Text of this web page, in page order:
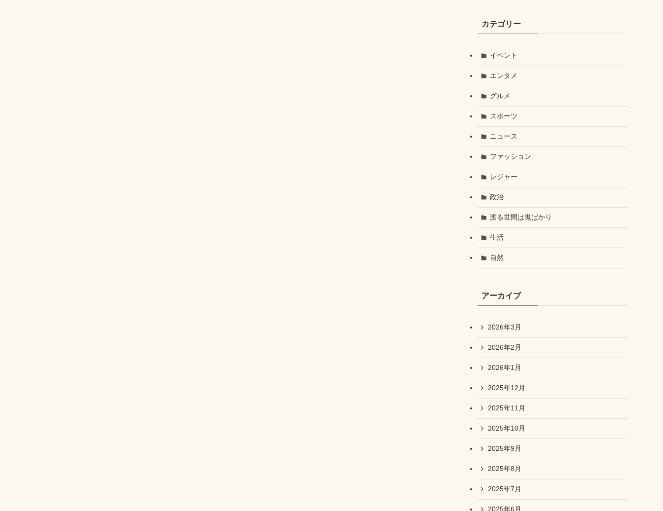
カテゴリー
イベント
エンタメ
グルメ
スポーツ
ニュース
ファッション
レジャー
政治
渡る世間は鬼ばかり
生活
自然
アーカイブ
2026年3月
2026年2月
2026年1月
2025年12月
2025年11月
2025年10月
2025年9月
2025年8月
2025年7月
2025年6月